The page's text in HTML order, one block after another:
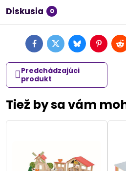
Diskusia 0
FacebookTwitterBluesky
Predchádzajúci
produkt
Tiež by sa vám